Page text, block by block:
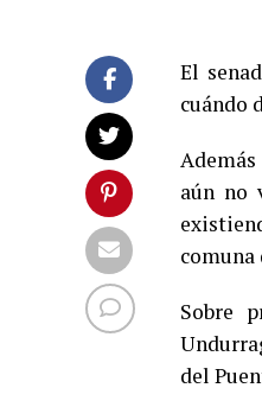
El
cuándo
aún no
comuna
Sobre
del